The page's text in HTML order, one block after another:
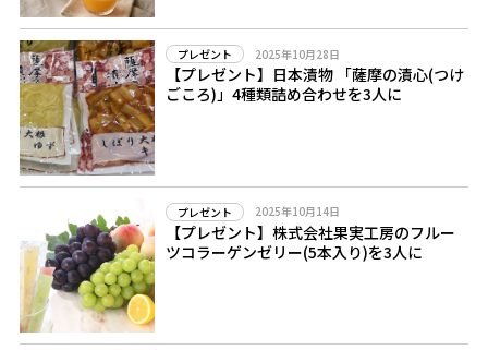
プレゼント 2025年10月28日
【プレゼント】日本漬物 「薩摩の漬心(つけ
ごころ)」4種類詰め合わせを3人に
プレゼント 2025年10月14日
【プレゼント】株式会社果実工房のフルー
ツコラーゲンゼリー(5本入り)を3人に